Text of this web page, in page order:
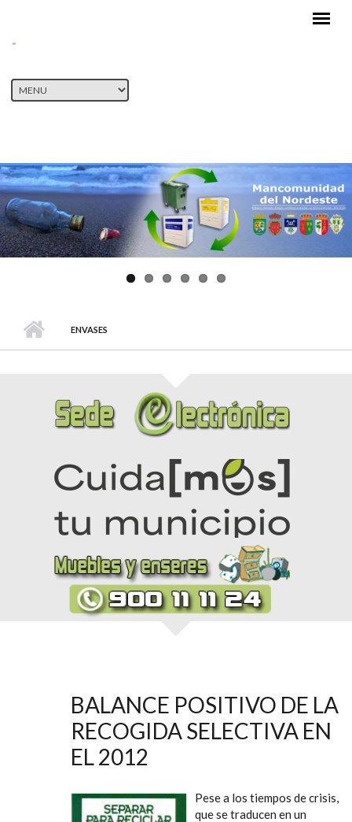
ENVASES
BALANCE POSITIVO DE LA
RECOGIDA SELECTIVA EN
EL 2012
Pese a los tiempos de crisis,
que se traducen en un